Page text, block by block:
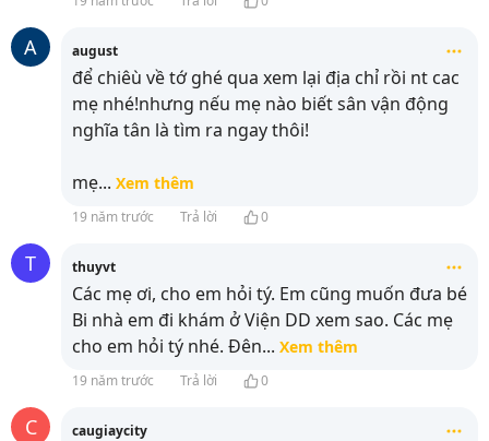
A august
để chiêù về tớ ghé qua xem lại địa chỉ rồi nt cac
mẹ nhé!nhưng nếu mẹ nào biết sân vận động
nghĩa tân là tìm ra ngay thôi!
mẹ... Xem thêm
19 năm trước Trả lời 0
T thuyvt
Các mẹ ơi, cho em hỏi tý. Em cũng muốn đưa bé
Bi nhà em đi khám ở Viện DD xem sao. Các mẹ
cho em hỏi tý nhé. Đên... Xem thêm
19 năm trước Trả lời 0
C caugiaycity